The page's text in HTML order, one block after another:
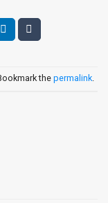
the permalink.